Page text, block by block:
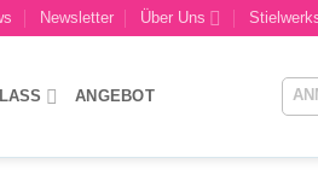
Newsletter Über Uns
ANGEBOT